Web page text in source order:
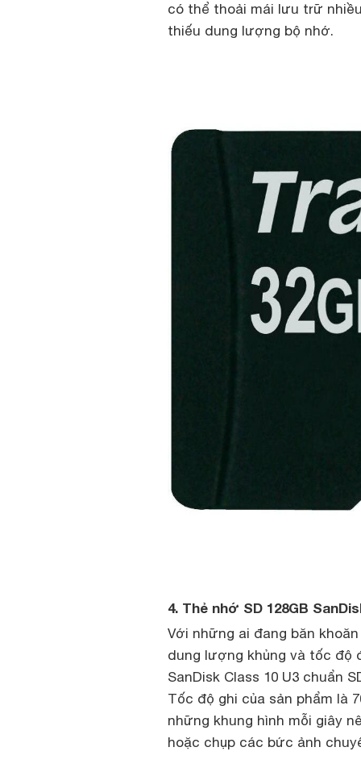
có thể thoải mái lưu trữ
thiếu dung lượng bộ nhớ.
4. Thẻ nhớ SD 128GB
Với những ai đang băn
dung lượng khủng và tốc độ
SanDisk Class 10 U3 chuẩn
Tốc độ ghi của sản phẩm là
những khung hình mỗi giây
hoặc chụp các bức ảnh